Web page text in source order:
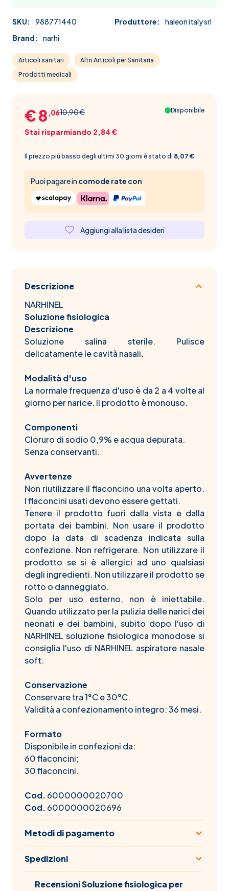
SKU: 988771440 Produttore:
haleon italy srl
Brand:
narhi
Articoli sanitari
Altri Articoli per Sanitaria
Prodotti medicali
10,90 €
€ 8 ,06
Stai risparmiando 2,84 €
Disponibile
Il prezzo più basso degli ultimi 30 giorni è stato di 8,07 €
Puoi pagare incomode rate con
Aggiungi alla lista desideri
Descrizione
NARHINEL
Soluzione fisiologica
Descrizione
Soluzione salina sterile. Pulisce
delicatamente le cavità nasali.
Modalità d'uso
La normale frequenza d'uso è da 2 a 4 volte al
giorno per narice. Il prodotto è monouso.
Componenti
Cloruro di sodio 0,9% e acqua depurata.
Senza conservanti.
Avvertenze
Non riutilizzare il flaconcino una volta aperto.
I flaconcini usati devono essere gettati.
Tenere il prodotto fuori dalla vista e dalla
portata dei bambini. Non usare il prodotto
dopo la data di scadenza indicata sulla
confezione. Non refrigerare. Non utilizzare il
prodotto se si è allergici ad uno qualsiasi
degli ingredienti. Non utilizzare il prodotto se
rotto o danneggiato.
Solo per uso esterno, non è iniettabile.
Quando utilizzato per la pulizia delle narici dei
neonati e dei bambini, subito dopo l'uso di
NARHINEL soluzione fisiologica monodose si
consiglia l'uso di NARHINEL aspiratore nasale
soft.
Conservazione
Conservare tra 1°C e 30°C.
Validità a confezionamento integro: 36 mesi.
Formato
Disponibile in confezioni da:
60 flaconcini;
30 flaconcini.
Cod. 6000000020700
Cod. 6000000020696
Metodi di pagamento
Spedizioni
Recensioni Soluzione fisiologica per